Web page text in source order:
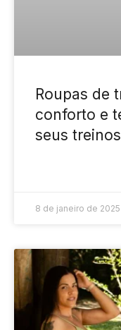
Roupas de
conforto e
seus treinos
8 de janeiro de 2025